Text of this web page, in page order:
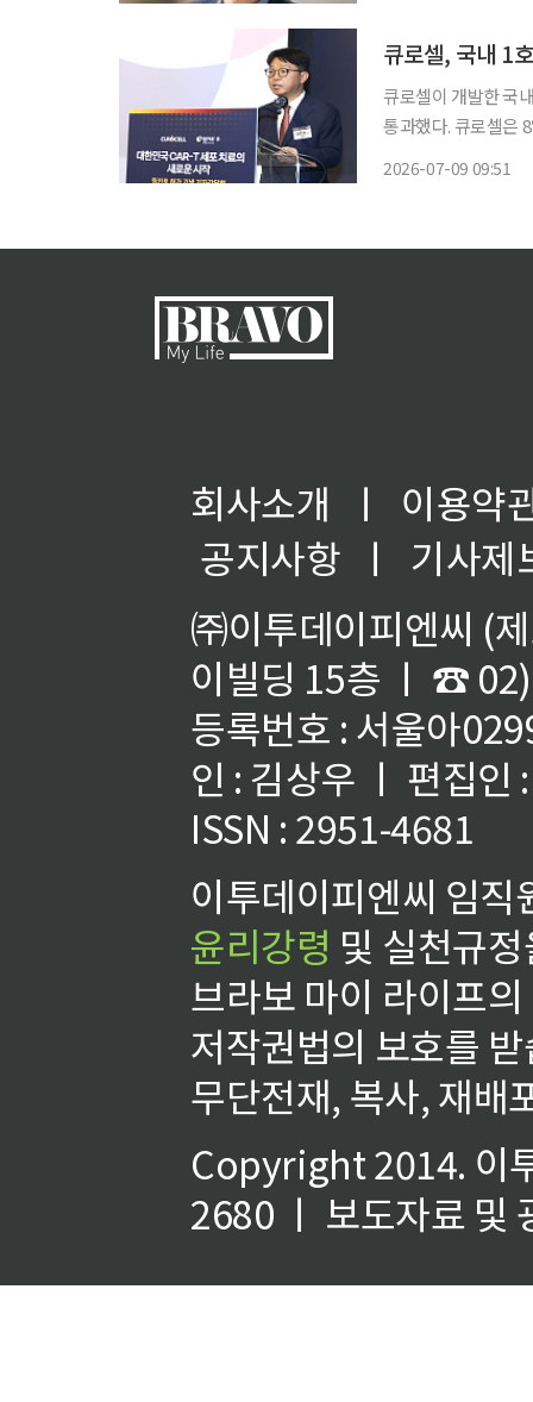
큐로셀이 개발한 국
통과했다. 큐로셀은 8일 열린 건강보험심사평가원(심평원) 산하 제6차 중증질환심의위원회
2026-07-09 09:51
회사소개 ㅣ
이용약
공지사항
ㅣ
기사제
㈜이투데이피엔씨 (
이빌딩 15층 ㅣ ☎
등록번호 : 서울아
인 : 김상우 ㅣ 편집인
ISSN : 2951-4681
이투데이피엔씨 임
윤리강령 및 실천규
브라보 마이 라이프
저작권법의 보호를
무단전재, 복사, 재배
Copyright 2014. 이
2680 ㅣ 보도자료